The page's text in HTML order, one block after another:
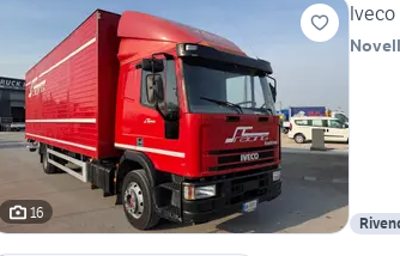
16
Iveco